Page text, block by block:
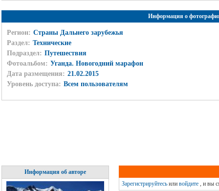
Информация о
Регион: Страны Дальнего зарубежья
Раздел: Технические
Подраздел: Путешествия
Фотоальбом: Уганда. Новогодний марафон
Дата размещения: 21.02.2015
Уровень доступа: Всем пользователям
Информация об авторе
Зарегистрируйтесьили войдите, и вы